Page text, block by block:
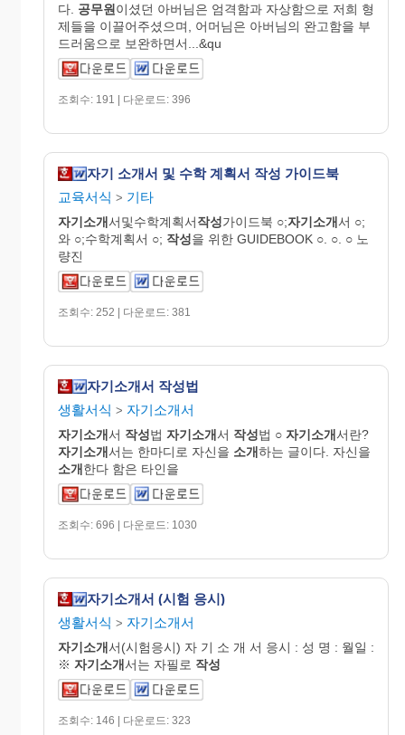
다. 공무원이셨던 아버님은 엄격함과 자상함으로 저희 형
제들을 이끌어주셨으며, 어머님은 아버님의 완고함을 부
드러움으로 보완하면서...&qu
조회수: 191 | 다운로드: 396
자기 소개서 및 수학 계획서 작성 가이드북
교육서식 > 기타
자기소개서및수학계획서작성가이드북 ○;자기소개서 ○;
와 ○;수학계획서 ○; 작성을 위한 GUIDEBOOK ○. ○. ○ 노
량진
조회수: 252 | 다운로드: 381
자기소개서 작성법
생활서식 > 자기소개서
자기소개서 작성법 자기소개서 작성법 ○ 자기소개서란?
자기소개서는 한마디로 자신을 소개하는 글이다. 자신을
소개한다 함은 타인을
조회수: 696 | 다운로드: 1030
자기소개서 (시험 응시)
생활서식 > 자기소개서
자기소개서(시험응시) 자 기 소 개 서 응시 : 성 명 : 월일 :
※ 자기소개서는 자필로 작성
조회수: 146 | 다운로드: 323